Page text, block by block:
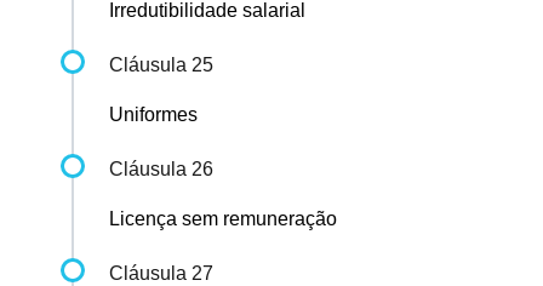
Irredutibilidade salarial
Cláusula 25
Uniformes
Cláusula 26
Licença sem remuneração
Cláusula 27